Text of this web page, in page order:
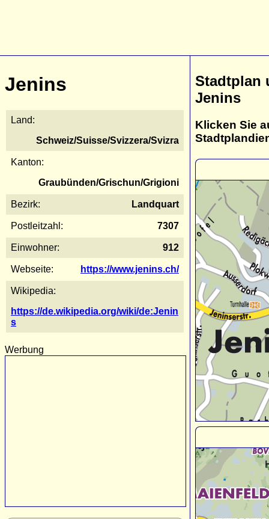
Jenins
Land:
Schweiz/Suisse/Svizzera/Svizra
Kanton:
Graubünden/Grischun/Grigioni
Bezirk: Landquart
Postleitzahl: 7307
Einwohner: 912
Webseite: https://www.jenins.ch/
Wikipedia:
https://de.wikipedia.org/wiki/de:Jenin
s
Werbung
Stadtplan
Jenins
Klicken Sie